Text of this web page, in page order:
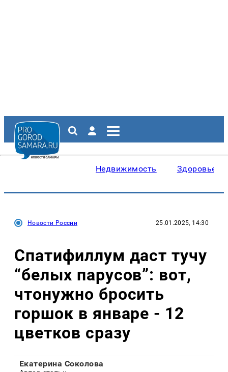
Недвижимость Здоровье
Новости России 25.01.2025, 14:30
Спатифиллум даст тучу
“белых парусов”: вот,
чтонужно бросить
горшок в январе - 12
цветков сразу
Екатерина Соколова